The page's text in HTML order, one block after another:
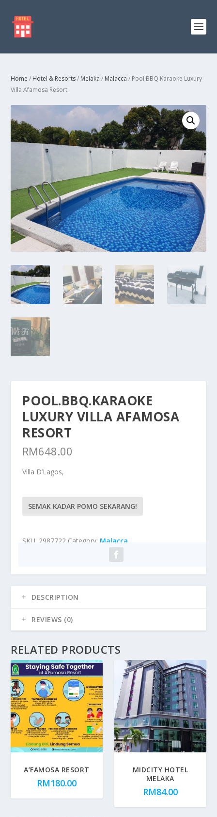
Home / Hotel & Resorts/ Melaka / Malacca / Pool.BBQ.Karaoke Luxury
Villa Afamosa Resort
POOL.BBQ.KARAOKE
LUXURY VILLA AFAMOSA
RESORT
RM648.00
Villa D’Lagos,
SEMAK KADAR POMO SEKARANG!
SKU: 2987722 Category: Malacca
DESCRIPTION
REVIEWS (0)
RELATED PRODUCTS
A’FAMOSA RESORT
RM180.00
MIDCITY HOTEL
MELAKA
RM84.00